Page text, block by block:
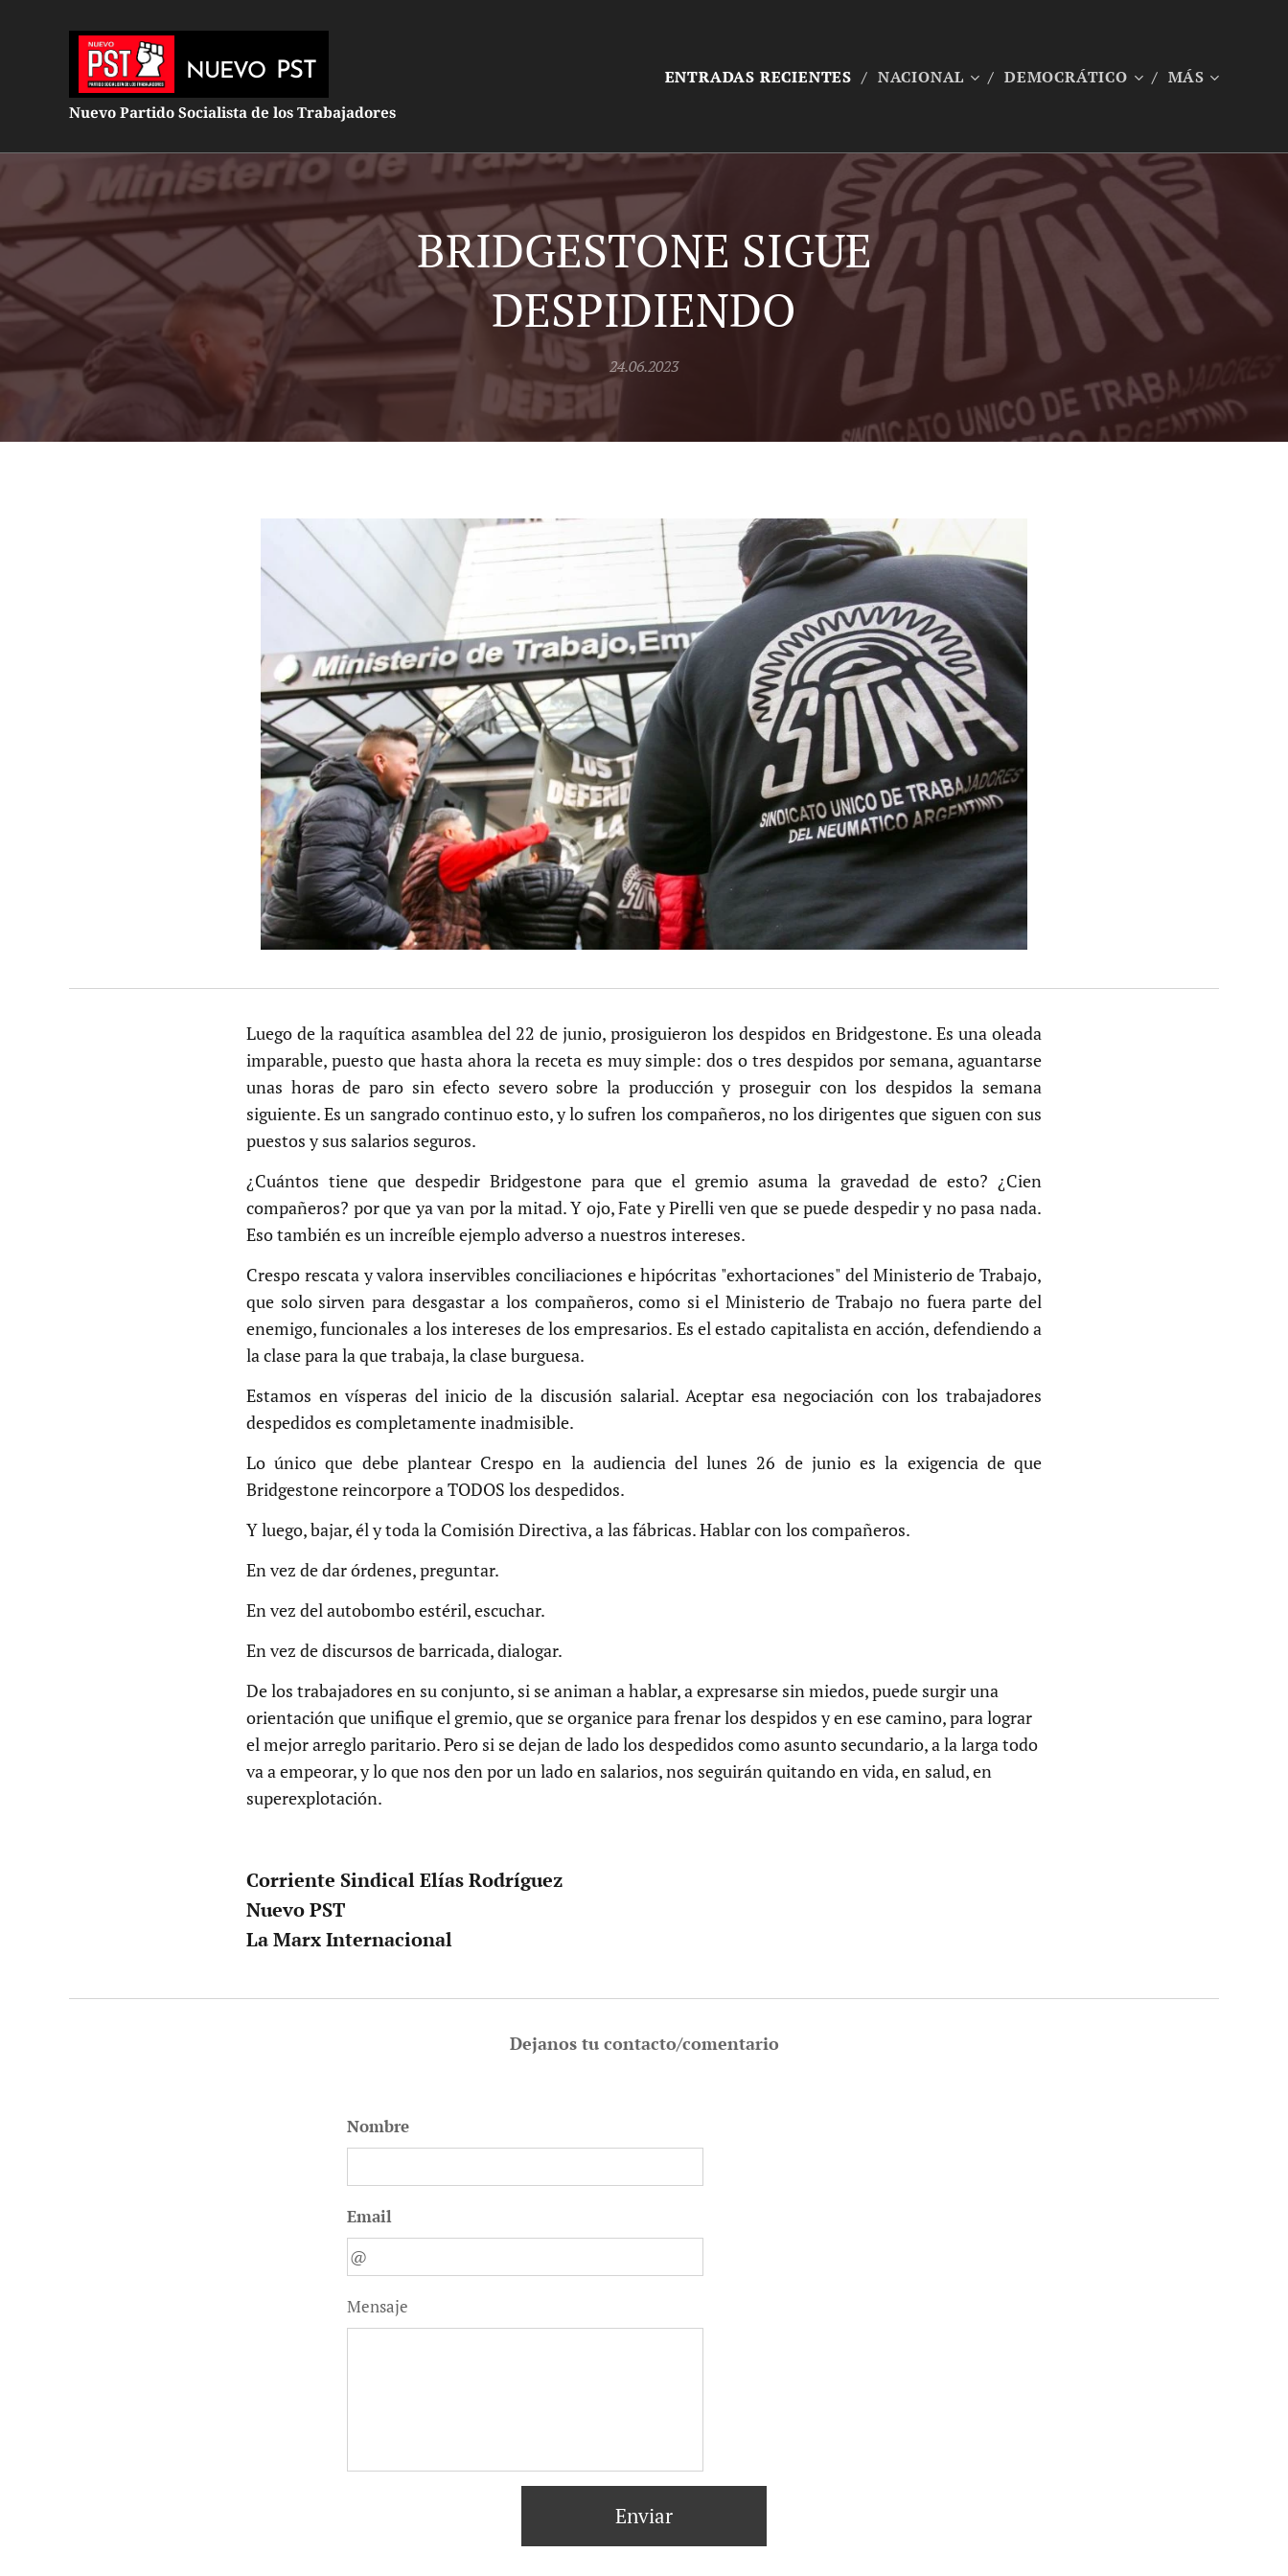
NUEVO PST
Nuevo Partido Socialista de los Trabajadores
ENTRADAS RECIENTES NACIONAL DEMOCRÁTICO MÁS
BRIDGESTONE SIGUE
DESPIDIENDO
24.06.2023
Luego de la raquítica asamblea del 22 de junio, prosiguieron los despidos en Bridgestone. Es una oleada
imparable, puesto que hasta ahora la receta es muy simple: dos o tres despidos por semana, aguantarse
unas horas de paro sin efecto severo sobre la producción y proseguir con los despidos la semana
siguiente. Es un sangrado continuo esto, y lo sufren los compañeros, no los dirigentes que siguen con sus
puestos y sus salarios seguros.
¿Cuántos tiene que despedir Bridgestone para que el gremio asuma la gravedad de esto? ¿Cien
compañeros? por que ya van por la mitad. Y ojo, Fate y Pirelli ven que se puede despedir y no pasa nada.
Eso también es un increíble ejemplo adverso a nuestros intereses.
Crespo rescata y valora inservibles conciliaciones e hipócritas "exhortaciones" del Ministerio de Trabajo,
que solo sirven para desgastar a los compañeros, como si el Ministerio de Trabajo no fuera parte del
enemigo, funcionales a los intereses de los empresarios. Es el estado capitalista en acción, defendiendo a
la clase para la que trabaja, la clase burguesa.
Estamos en vísperas del inicio de la discusión salarial. Aceptar esa negociación con los trabajadores
despedidos es completamente inadmisible.
Lo único que debe plantear Crespo en la audiencia del lunes 26 de junio es la exigencia de que
Bridgestone reincorpore a TODOS los despedidos.
Y luego, bajar, él y toda la Comisión Directiva, a las fábricas. Hablar con los compañeros.
En vez de dar órdenes, preguntar.
En vez del autobombo estéril, escuchar.
En vez de discursos de barricada, dialogar.
De los trabajadores en su conjunto, si se animan a hablar, a expresarse sin miedos, puede surgir una
orientación que unifique el gremio, que se organice para frenar los despidos y en ese camino, para lograr
el mejor arreglo paritario. Pero si se dejan de lado los despedidos como asunto secundario, a la larga todo
va a empeorar, y lo que nos den por un lado en salarios, nos seguirán quitando en vida, en salud, en
superexplotación.
Corriente Sindical Elías Rodríguez
Nuevo PST
La Marx Internacional
Dejanos tu contacto/comentario
Nombre
Email
Mensaje
Enviar